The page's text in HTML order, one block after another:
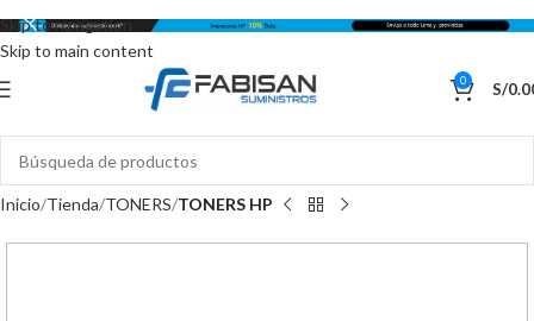
Skip to navigation
Skip to main content
0 S/
Inicio Tienda TONERS TONERS HP